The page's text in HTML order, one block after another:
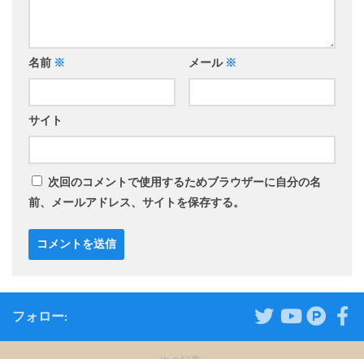
名前 ※ メール ※
サイト
次回のコメントで使用するためブラウザーに自分の名
前、メールアドレス、サイトを保存する。
フォロー: